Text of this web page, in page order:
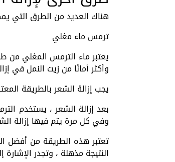
هناك العديد من الطرق التي
ترمس ماء مغلي
يعتبر ماء الترمس المغلي
وأكثر أمانًا من زيت النمل في
يجب إزالة الشعر بالطريقة
وفي كل مرة يتم فيها إزالة
تعتبر هذه الطريقة من أفضل
النتيجة مذهلة ، وتجدر